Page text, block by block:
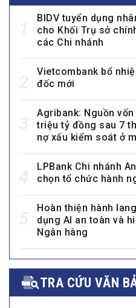
BIDV tuyển dụng
cho Khối Trụ sở
các Chi nhánh
Vietcombank bổ
đốc mới
Agribank: Nguồn
triệu tỷ đồng sau 7
nợ xấu kiểm soát ở
LPBank Chi nhánh
chọn tổ chức hành
Hoàn thiện hành
dụng AI an toàn và
Ngân hàng
TRA CỨU VĂN